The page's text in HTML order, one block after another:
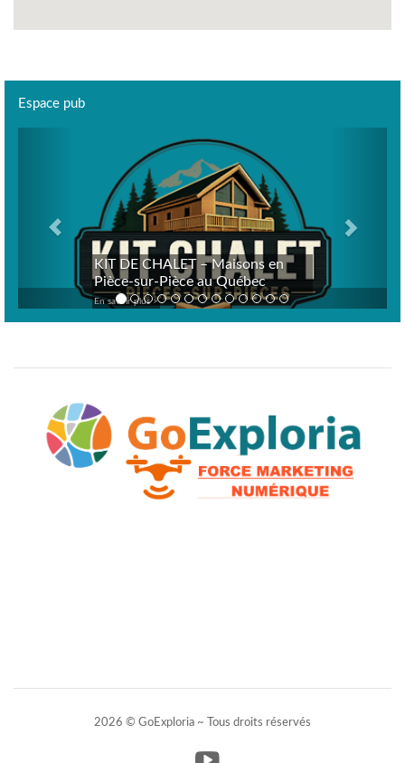
Espace pub
KIT DE CHALET – Maisons en
Pièce-sur-Pièce au Québec
En savoir plus >
2026 © GoExploria ~ Tous droits réservés